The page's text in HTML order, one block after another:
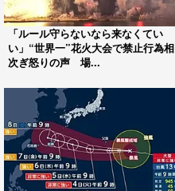
「ルール守らないなら来なくてい
い」“世界一”花火大会で禁止行為相
次ぎ怒りの声 場...